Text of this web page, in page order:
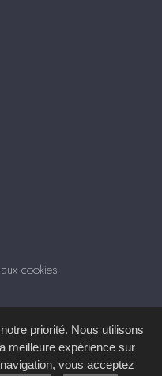
cookies
(SGC)imagenia, créé et
priorité. Nous utilisons
meilleure expérience sur
vous acceptez